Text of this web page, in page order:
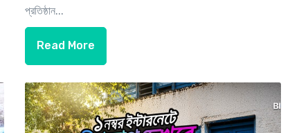
প্রতিষ্ঠান...
Read More